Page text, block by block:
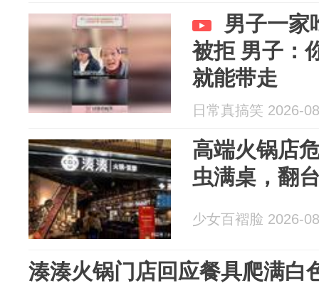
男子一家
被拒 男子：
就能带走
日常真搞笑 2026-
高端火锅店
虫满桌，翻
少女百褶脸 2026-
湊湊火锅门店回应餐具爬满白